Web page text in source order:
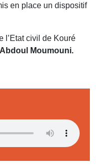
en place un dispositif
l’Etat civil de Kouré
Moumouni.